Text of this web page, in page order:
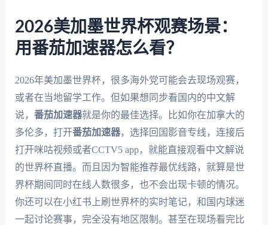
2026美加墨世界杯观赛场景：
用番茄加速器怎么看？
2026年美加墨世界杯，很多海外党可能会去现场观赛，
或者在当地留学工作。但如果想同步看国内的中文解
说， 番茄加速器就是你的最佳选择。比如你在加拿大的
多伦多，打开番茄加速器，选择回国影音专线，连接后
打开咪咕视频或者CCTV5 app，就能直接观看中文解说
的世界杯直播。而且因为智能推荐最优线路，就算是世
界杯期间同时在线人数很多，也不会出现卡顿的情况。
你还可以在小红书上刷世界杯的实时笔记，和国内球迷
一起讨论赛事，完全没有地区限制。甚至在现场看完比